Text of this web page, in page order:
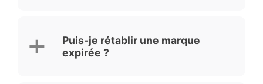
Puis-je rétablir une marque
expirée ?